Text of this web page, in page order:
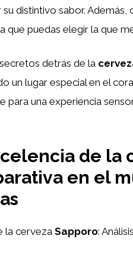
distintivo sabor.
que puedas elegir la que
detrás de la
un lugar especial en el
para una experiencia
de la
en el
la cervezaSapporo: